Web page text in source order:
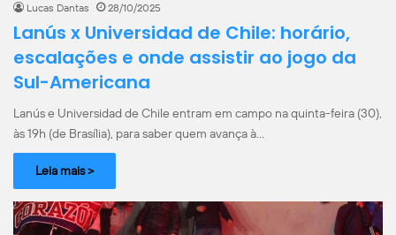
Lucas Dantas 28/10/2025
Lanús x Universidad de Chile: horário,
escalações e onde assistir ao jogo da
Sul-Americana
Lanús e Universidad de Chile entram em campo na quinta-feira (30),
às 19h (de Brasília), para saber quem avança à…
Leia mais >